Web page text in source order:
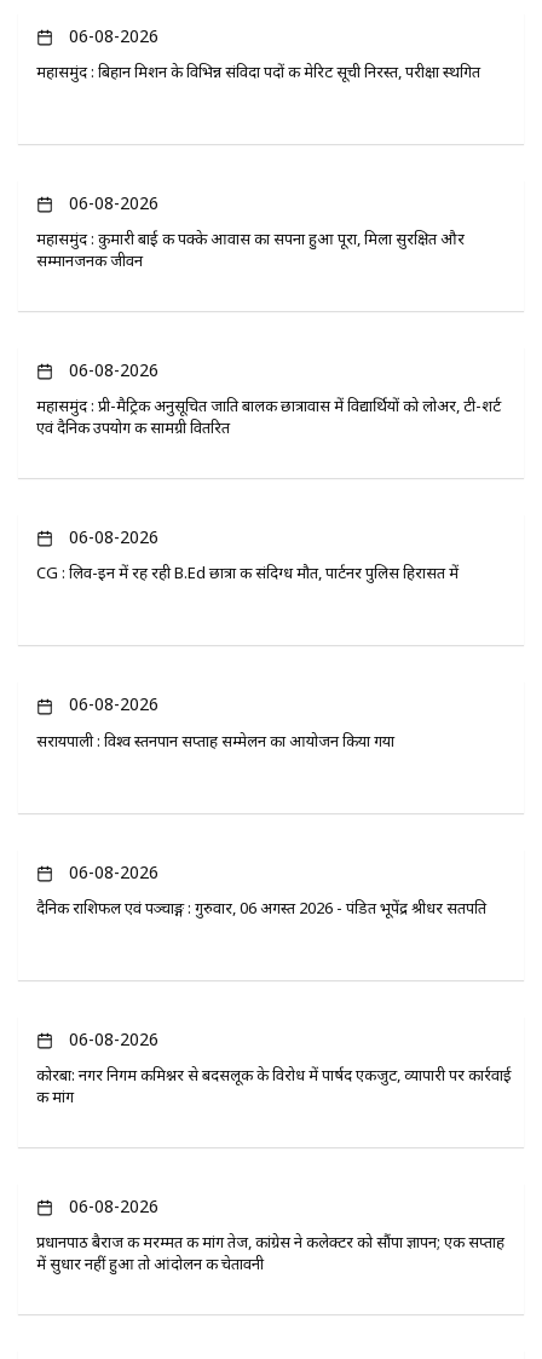
06-08-2026
महासमुंद : बिहान मिशन के विभिन्न संविदा पदों की मेरिट सूची निरस्त, परीक्षा स्थगित
06-08-2026
महासमुंद : कुमारी बाई की पक्के आवास का सपना हुआ पूरा, मिला सुरक्षित और
सम्मानजनक जीवन
06-08-2026
महासमुंद : प्री-मैट्रिक अनुसूचित जाति बालक छात्रावास में विद्यार्थियों को लोअर, टी-शर्ट
एवं दैनिक उपयोग की सामग्री वितरित
06-08-2026
CG : लिव-इन में रह रही B.Ed छात्रा की संदिग्ध मौत, पार्टनर पुलिस हिरासत में
06-08-2026
सरायपाली : विश्व स्तनपान सप्ताह सम्मेलन का आयोजन किया गया
06-08-2026
दैनिक राशिफल एवं पञ्चाङ्ग : गुरुवार, 06 अगस्त 2026 - पंडित भूपेंद्र श्रीधर सतपति
06-08-2026
कोरबा: नगर निगम कमिश्नर से बदसलूकी के विरोध में पार्षद एकजुट, व्यापारी पर कार्रवाई
की मांग
06-08-2026
प्रधानपाठ बैराज की मरम्मत की मांग तेज, कांग्रेस ने कलेक्टर को सौंपा ज्ञापन; एक सप्ताह
में सुधार नहीं हुआ तो आंदोलन की चेतावनी